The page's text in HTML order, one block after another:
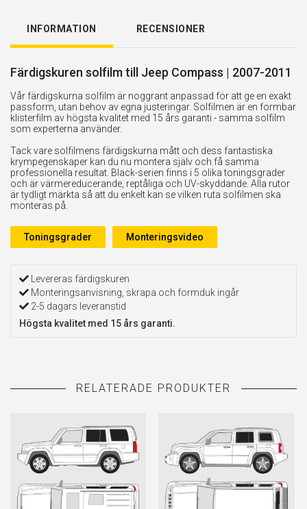
INFORMATION RECENSIONER
Färdigskuren solfilm till Jeep Compass | 2007-2011
Vår färdigskurna solfilm är noggrant anpassad för att ge en exakt
passform, utan behov av egna justeringar. Solfilmen är en formbar
klisterfilm av högsta kvalitet med 15 års garanti - samma solfilm
som experterna använder.
Tack vare solfilmens färdigskurna mått och dess fantastiska
krympegenskaper kan du nu montera själv och få samma
professionella resultat. Black-serien finns i 5 olika toningsgrader
och är värmereducerande, reptåliga och UV-skyddande. Alla rutor
är tydligt märkta så att du enkelt kan se vilken ruta solfilmen ska
monteras på.
Toningsgrader Monteringsvideo
Levereras färdigskuren
Monteringsanvisning, skrapa och formduk ingår
2-5 dagars leveranstid
Högsta kvalitet med 15 års garanti.